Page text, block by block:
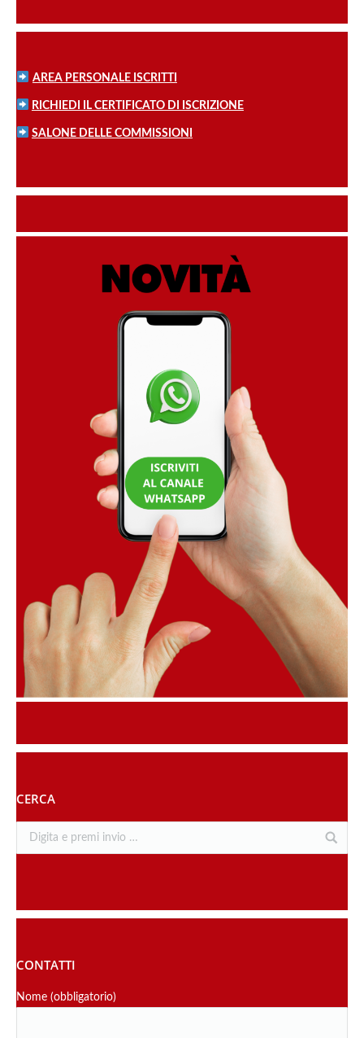
AREA PERSONALE ISCRITTI
RICHIEDI IL CERTIFICATO DI ISCRIZIONE
SALONE DELLE COMMISSIONI
CERCA
CONTATTI
Nome (obbligatorio)